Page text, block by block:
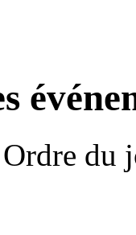
Ordre du